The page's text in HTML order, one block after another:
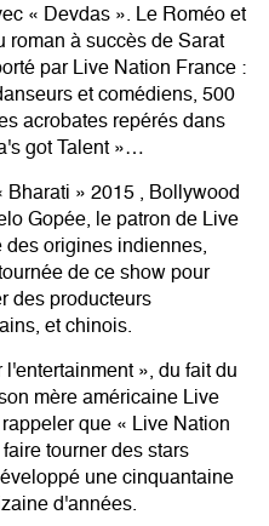
« Devdas ». Le Roméo et
roman à succès de Sarat
par Live Nation France :
et comédiens, 500
acrobates repérés dans
got Talent »…
» 2015 , Bollywood
Gopée, le patron de Live
des origines indiennes,
de ce show pour
des producteurs
et chinois.
», du fait du
mère américaine Live
que « Live Nation
tourner des stars
une cinquantaine
d'années.